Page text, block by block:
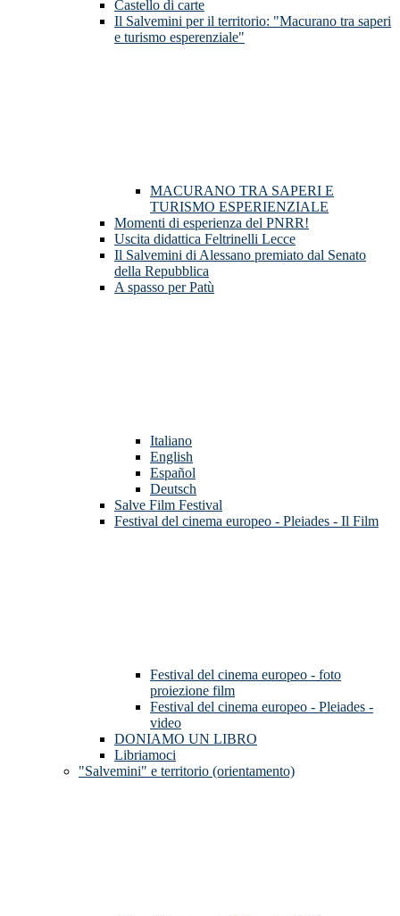
Castello di carte
Il Salvemini per il territorio: "Macurano tra saperi
e turismo esperenziale"
MACURANO TRA SAPERI E
TURISMO ESPERIENZIALE
Momenti di esperienza del PNRR!
Uscita didattica Feltrinelli Lecce
Il Salvemini di Alessano premiato dal Senato
della Repubblica
A spasso per Patù
Italiano
English
Español
Deutsch
Salve Film Festival
Festival del cinema europeo - Pleiades - Il Film
Festival del cinema europeo - foto
proiezione film
Festival del cinema europeo - Pleiades -
video
DONIAMO UN LIBRO
Libriamoci
"Salvemini" e territorio (orientamento)